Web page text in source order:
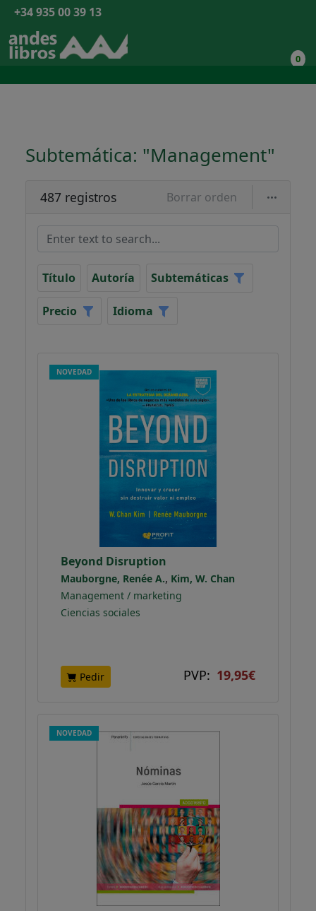
+34 935 00 39 13
0
Subtemática: "Management"
487 registros Borrar orden
Título Autoría Subtemáticas
Precio Idioma
NOVEDAD
Beyond Disruption
Mauborgne, Renée A., Kim, W. Chan
Management / marketing
Ciencias sociales
Pedir PVP: 19,95€
NOVEDAD